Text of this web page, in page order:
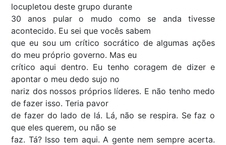
locupletou deste grupo durante
30 anos pular o mudo como se anda tivesse
acontecido. Eu sei que vocês sabem
que eu sou um crítico socrático de algumas ações
do meu próprio governo. Mas eu
crítico aqui dentro. Eu tenho coragem de dizer e
apontar o meu dedo sujo no
nariz dos nossos próprios líderes. E não tenho medo
de fazer isso. Teria pavor
de fazer do lado de lá. Lá, não se respira. Se faz o
que eles querem, ou não se
faz. Tá? Isso tem aqui. A gente nem sempre acerta.